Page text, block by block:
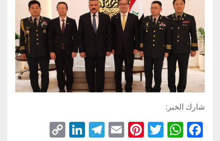
شارك الخبر:
F
W
T
Pi
E
T
Li